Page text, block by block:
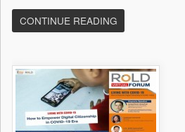
CONTINUE READING